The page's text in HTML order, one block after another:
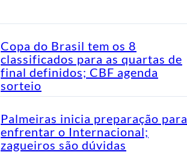
Copa do Brasil tem os 8
classificados para as quartas de
final definidos; CBF agenda
sorteio
Palmeiras inicia preparação para
enfrentar o Internacional;
zagueiros são dúvidas